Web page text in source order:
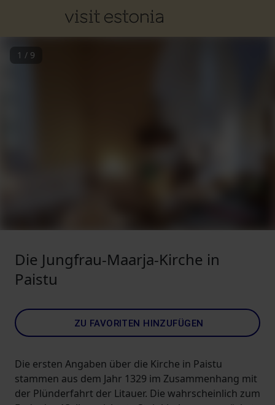
1 / 9
Die Jungfrau-Maarja-Kirche in
Paistu
ZU FAVORITEN HINZUFÜGEN
Die ersten Angaben über die Kirche in Paistu
stammen aus dem Jahr 1329 im Zusammenhang mit
der Plünderfahrt der Litauer. Die wahrscheinlich zum